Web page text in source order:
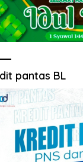
pantas BL